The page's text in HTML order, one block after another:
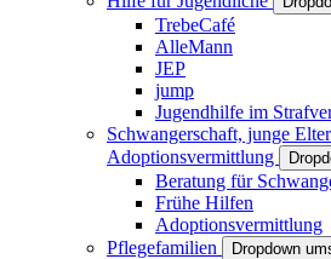
TrebeCafé
AlleMann
JEP
jump
Jugendhilfe im
Schwangerschaft, junge
Adoptionsvermittlung
Beratung für
Frühe Hilfen
Adoptionsvermittlung
Pflegefamilien
Dropdown